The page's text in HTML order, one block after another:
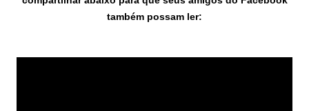
também possam ler: